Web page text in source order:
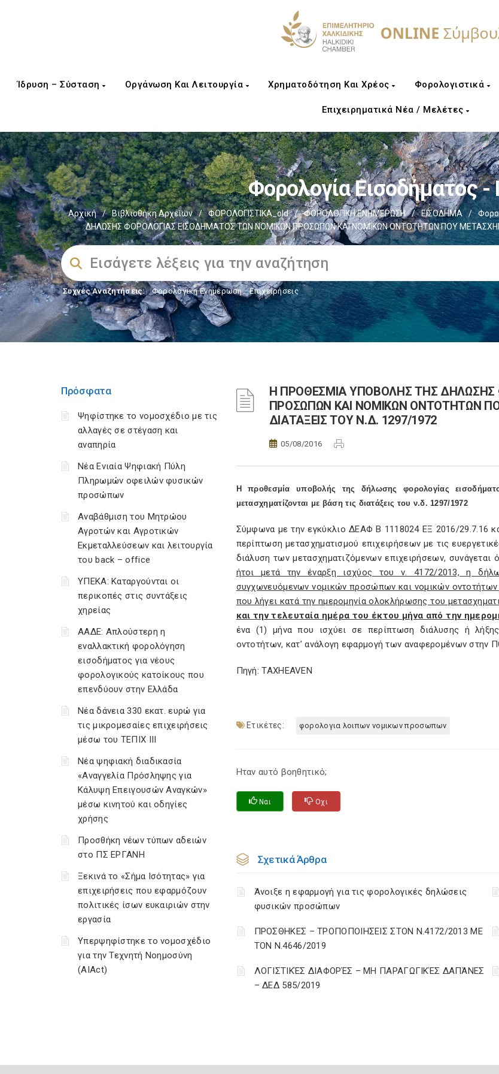
Ίδρυση – Σύσταση Οργάνωση Και Λειτουργία Χρηματοδότηση Και Χρέος Φορολογιστικά
Επιχειρηματικά Νέα / Μελέτες
Φορολογία Εισοδήματος -
Αρχική / Βιβλιοθήκη Αρχείων / ΦΟΡΟΛΟΓΙΣΤΙΚΑ_old / ΦΟΡΟΛΟΓΙΚΗ ΕΝΗΜΕΡΩΣΗ / ΕΙΣΟΔΗΜΑ /
ΔΗΛΩΣΗΣ ΦΟΡΟΛΟΓΙΑΣ ΕΙΣΟΔΗΜΑΤΟΣ ΤΩΝ ΝΟΜΙΚΩΝ ΠΡΟΣΩΠΩΝ ΚΑΙ ΝΟΜΙΚΩΝ ΟΝΤΟΤΗΤΩΝ ΠΟΥ
Συχνές Αναζητήσεις: Φορολογικη Ενημέρωση, Επιχειρήσεις
Πρόσφατα
Ψηφίστηκε το νομοσχέδιο με τις
αλλαγές σε στέγαση και
αναπηρία
Νέα Ενιαία Ψηφιακή Πύλη
Πληρωμών οφειλών φυσικών
προσώπων
Αναβάθμιση του Μητρώου
Αγροτών και Αγροτικών
Εκμεταλλεύσεων και λειτουργία
του back – office
ΥΠΕΚΑ: Καταργούνται οι
περικοπές στις συντάξεις
χηρείας
ΑΑΔΕ: Απλούστερη η
εναλλακτική φορολόγηση
εισοδήματος για νέους
φορολογικούς κατοίκους που
επενδύουν στην Ελλάδα
Νέα δάνεια 330 εκατ. ευρώ για
τις μικρομεσαίες επιχειρήσεις
μέσω του ΤΕΠΙΧ ΙΙΙ
Νέα ψηφιακή διαδικασία
«Αναγγελία Πρόσληψης για
Κάλυψη Επειγουσών Αναγκών»
μέσω κινητού και οδηγίες
χρήσης
Προσθήκη νέων τύπων αδειών
στο ΠΣ ΕΡΓΑΝΗ
Ξεκινά το «Σήμα Ισότητας» για
επιχειρήσεις που εφαρμόζουν
πολιτικές ίσων ευκαιριών στην
εργασία
Υπερψηφίστηκε το νομοσχέδιο
για την Τεχνητή Νοημοσύνη
(AIAct)
Η ΠΡΟΘΕΣΜΙΑ ΥΠΟΒΟΛΗΣ ΤΗΣ
ΠΡΟΣΩΠΩΝ ΚΑΙ ΝΟΜΙΚΩΝ ΟΝΤΟΤΗΤΩΝ
ΔΙΑΤΑΞΕΙΣ ΤΟΥ Ν.Δ. 1297/1972
05/08/2016
Η προθεσμία υποβολής της δήλωσης φορολογίας
μετασχηματίζονται με βάση τις διατάξεις του ν.δ. 1297/1972
Σύμφωνα με την εγκύκλιο ΔΕΑΦ Β 1118024 ΕΞ 2016/29.7.16
περίπτωση μετασχηματισμού επιχειρήσεων με τις
διάλυση των μετασχηματιζόμενων επιχειρήσεων, συνάγεται
ήτοι μετά την έναρξη ισχύος του ν. 4172/2013, η
συγχωνευόμενων νομικών προσώπων και νομικών
που λήγει κατά την ημερομηνία ολοκλήρωσης του
και την τελευταία ημέρα του έκτου μήνα από την
ένα (1) μήνα που ισχύει σε περίπτωση διάλυσης ή
οντοτήτων, κατ’ ανάλογη εφαρμογή των αναφερομένων στην
Πηγή: TAXHEAVEN
Ετικέτες: φορολογια λοιπων νομικων προσωπων
Ηταν αυτό βοηθητικό;
Ναι Οχι
Σχετικά Άρθρα
Άνοιξε η εφαρμογή για τις φορολογικές δηλώσεις
φυσικών προσώπων
ΠΡΟΣΘΗΚΕΣ – ΤΡΟΠΟΠΟΙΗΣΕΙΣ ΣΤΟΝ Ν.4172/2013 ΜΕ
ΤΟΝ Ν.4646/2019
ΛΟΓΙΣΤΙΚΈΣ ΔΙΑΦΟΡΈΣ – ΜΗ ΠΑΡΑΓΩΓΙΚΈΣ ΔΑΠΆΝΕΣ
– ΔΕΔ 585/2019